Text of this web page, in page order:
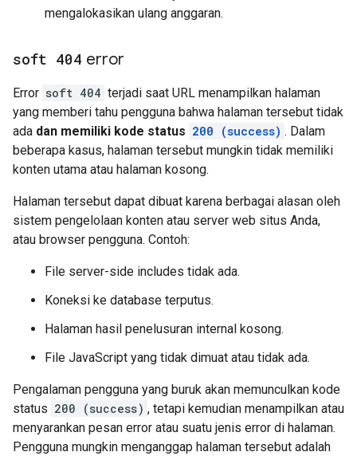
mengalokasikan ulang anggaran.
soft 404 error
Error soft 404 terjadi saat URL menampilkan halaman
yang memberi tahu pengguna bahwa halaman tersebut tidak
ada dan memiliki kode status 200 (success) . Dalam
beberapa kasus, halaman tersebut mungkin tidak memiliki
konten utama atau halaman kosong.
Halaman tersebut dapat dibuat karena berbagai alasan oleh
sistem pengelolaan konten atau server web situs Anda,
atau browser pengguna. Contoh:
File server-side includes tidak ada.
Koneksi ke database terputus.
Halaman hasil penelusuran internal kosong.
File JavaScript yang tidak dimuat atau tidak ada.
Pengalaman pengguna yang buruk akan memunculkan kode
status 200 (success) , tetapi kemudian menampilkan atau
menyarankan pesan error atau suatu jenis error di halaman.
Pengguna mungkin menganggap halaman tersebut adalah